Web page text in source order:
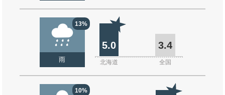
13%
雨
5.0 3.4
北海道 全国
10%